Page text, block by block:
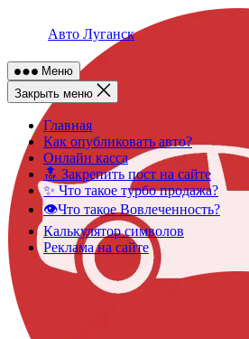
Авто Луганск
Меню
Закрыть меню
Главная
Как опубликовать авто?
Онлайн касса
🔝 Закрепить пост на сайте
✨ Что такое турбо продажа?
👁️Что такое Вовлеченность?
Калькулятор символов
Реклама на сайте